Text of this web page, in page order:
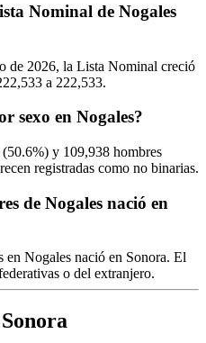
Nominal de Nogales
de 2026, la Lista Nominal creció
a 222,533.
sexo en Nogales?
(50.6%) y 109,938 hombres
registradas como no binarias.
de Nogales nació en
en Nogales nació en Sonora. El
o del extranjero.